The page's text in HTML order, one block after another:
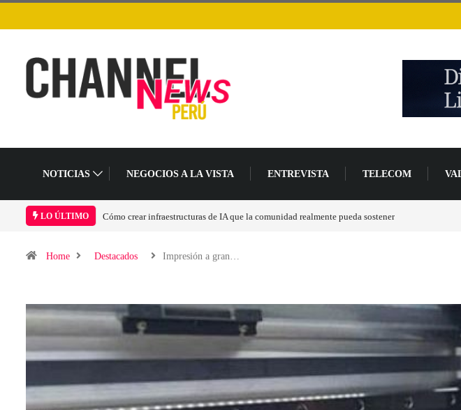
NOTICIAS NEGOCIOS A LA VISTA ENTREVISTA TELECOM
LO ÚLTIMO Cómo crear infraestructuras de IA que la comunidad realmente pueda sostener
Home Destacados Impresión a gran…